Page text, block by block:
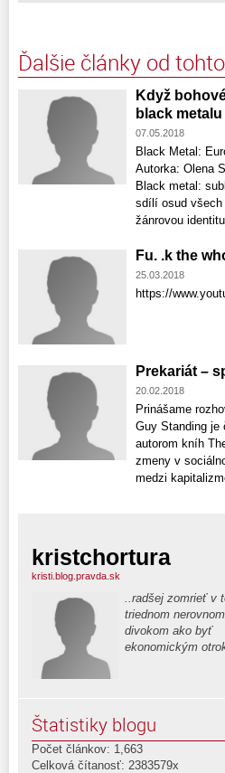
Ďalšie články od
Když
black metalu
07.05.2018
Black Metal:
Autorka: Olena
Black metal:
sdílí osud všech
žánrovou
Fu. .k the
25.03.2018
https://
Prekariát –
20.02.2018
Prinášame
Guy Standing je
autorom kníh
zmeny v
medzi
kristchortura
kristi.blog.pravda.sk
..radšej zomrieť v
triednom
divokom ako byť
ekonomickým
Štatistiky blogu
Počet článkov: 1,663
Celková čítanosť: 2383579x